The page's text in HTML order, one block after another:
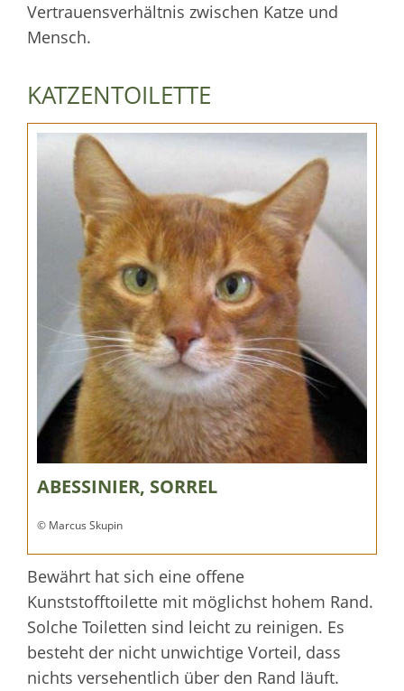
Vertrauensverhältnis zwischen Katze und
Mensch.
KATZENTOILETTE
ABESSINIER, SORREL
© Marcus Skupin
Bewährt hat sich eine offene
Kunststofftoilette mit möglichst hohem Rand.
Solche Toiletten sind leicht zu reinigen. Es
besteht der nicht unwichtige Vorteil, dass
nichts versehentlich über den Rand läuft.